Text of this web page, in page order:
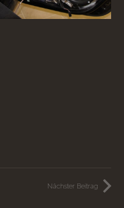
Nächster Beitrag